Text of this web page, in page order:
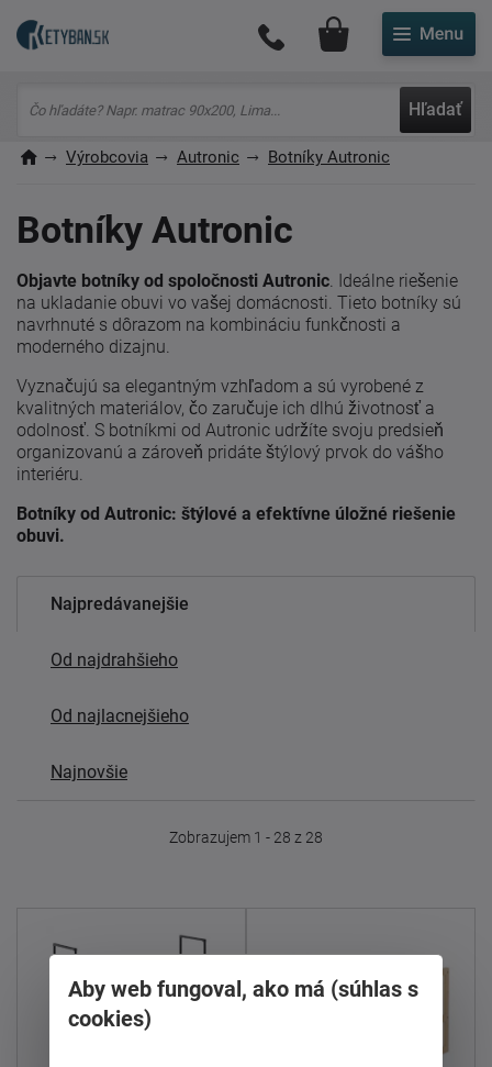
Hľadať
Môj účet
Výrobcovia Autronic Botníky Autronic
Botníky Autronic
Objavte botníky od spoločnosti Autronic. Ideálne riešenie
na ukladanie obuvi vo vašej domácnosti. Tieto botníky sú
navrhnuté s dôrazom na kombináciu funkčnosti a
moderného dizajnu.
Vyznačujú sa elegantným vzhľadom a sú vyrobené z
kvalitných materiálov, čo zaručuje ich dlhú životnosť a
odolnosť. S botníkmi od Autronic udržíte svoju predsieň
organizovanú a zároveň pridáte štýlový prvok do vášho
interiéru.
Botníky od Autronic: štýlové a efektívne úložné riešenie
obuvi.
Najpredávanejšie
Od najdrahšieho
Od najlacnejšieho
Najnovšie
Zobrazujem 1 - 28 z 28
Aby web fungoval, ako má (súhlas s
cookies)